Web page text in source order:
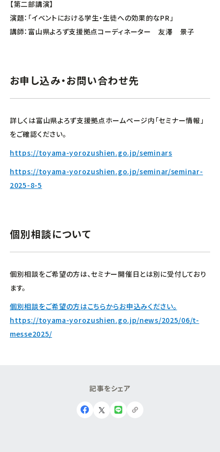
【第二部講演】
演題：「イベントにおける学生・生徒への効果的なPR」
講師：富山県よろず支援拠点コーディネーター 友澤 景子
お申し込み・お問い合わせ先
詳しくは富山県よろず支援拠点ホームページ内「セミナー情報」
をご確認ください。
https://toyama-yorozushien.go.jp/seminars
https://toyama-yorozushien.go.jp/seminar/seminar-
2025-8-5
個別相談について
個別相談をご希望の方は、セミナー開催日とは別に受付しており
ます。
個別相談をご希望の方はこちらからお申込みください。
https://toyama-yorozushien.go.jp/news/2025/06/t-
messe2025/
記事をシェア